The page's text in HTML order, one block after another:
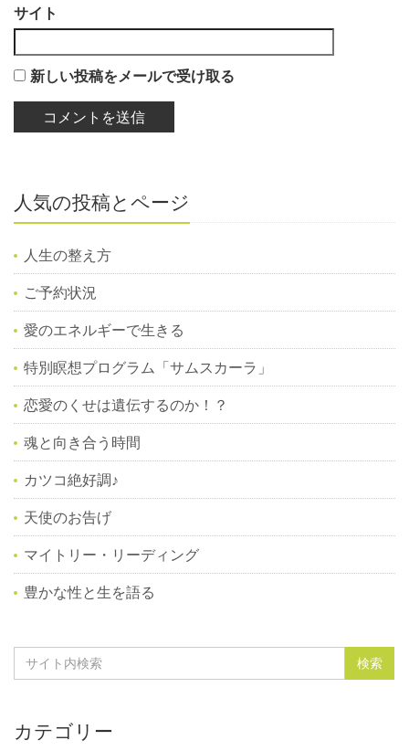
サイト
新しい投稿をメールで受け取る
人気の投稿とページ
人生の整え方
ご予約状況
愛のエネルギーで生きる
特別瞑想プログラム「サムスカーラ」
恋愛のくせは遺伝するのか！？
魂と向き合う時間
カツコ絶好調♪
天使のお告げ
マイトリー・リーディング
豊かな性と生を語る
カテゴリー